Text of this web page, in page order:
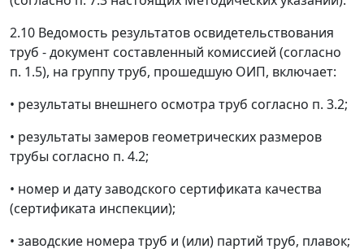
2.10 Ведомость результатов освидетельствования
труб - документ составленный комиссией (согласно
п. 1.5), на группу труб, прошедшую ОИП, включает:
• результаты внешнего осмотра труб согласно п. 3.2;
• результаты замеров геометрических размеров
трубы согласно п. 4.2;
• номер и дату заводского сертификата качества
(сертификата инспекции);
• заводские номера труб и (или) партий труб, плавок;